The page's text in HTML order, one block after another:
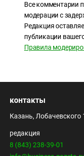
Все комментарии
модерации с
Редакция
публикации
Правила
контакты
Казань, Лобачевского
редакция
8 (843) 238-39-01